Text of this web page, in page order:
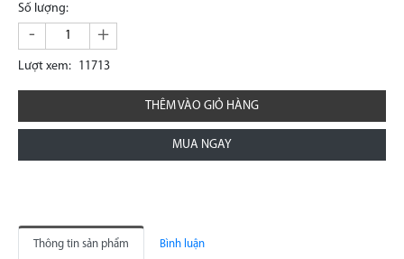
Số lượng:
- +
Lượt xem: 11713
THÊM VÀO GIỎ HÀNG
MUA NGAY
Thông tin sản phẩm Bình luận